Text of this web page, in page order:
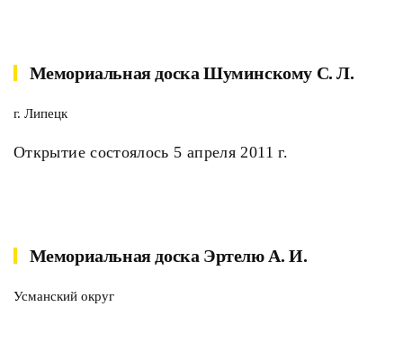
Мемориальная доска Шуминскому С. Л.
г. Липецк
Открытие состоялось 5 апреля 2011 г.
Мемориальная доска Эртелю А. И.
Усманский округ